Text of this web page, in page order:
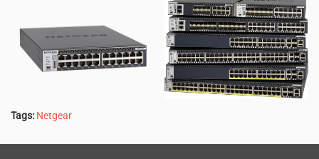
Tags: Netgear